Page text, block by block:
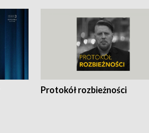
Protokół rozbieżności